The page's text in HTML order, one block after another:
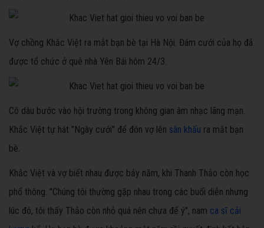
Vợ chồng Khắc Việt ra mắt bạn bè tại Hà Nội. Đám cưới của họ đã
được tổ chức ở quê nhà Yên Bái hôm 24/3.
Cô dâu bước vào hội trường trong không gian âm nhạc lãng mạn.
Khắc Việt tự hát "Ngày cưới" để đón vợ lên sân khấu ra mắt bạn
bè.
Khắc Việt và vợ biết nhau được bảy năm, khi Thanh Thảo còn học
phổ thông. "Chúng tôi thường gặp nhau trong các buổi diễn nhưng
lúc đó, tôi thấy Thảo còn nhỏ quá nên chưa để ý", nam ca sĩ cải